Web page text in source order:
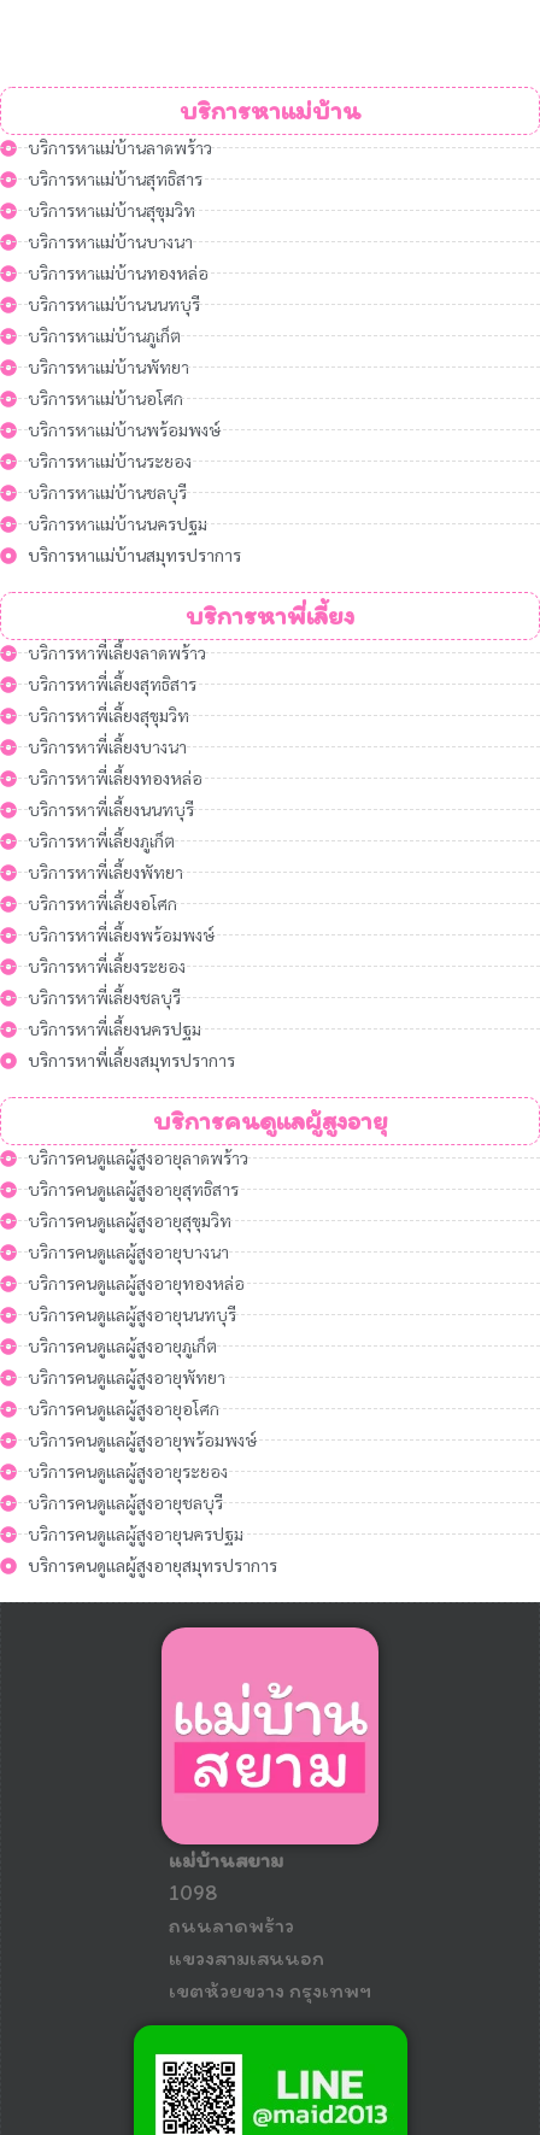
บริการหาแม่บ้าน
บริการหาแม่บ้านลาดพร้าว
บริการหาแม่บ้านสุทธิสาร
บริการหาแม่บ้านสุขุมวิท
บริการหาแม่บ้านบางนา
บริการหาแม่บ้านทองหล่อ
บริการหาแม่บ้านนนทบุรี
บริการหาแม่บ้านภูเก็ต
บริการหาแม่บ้านพัทยา
บริการหาแม่บ้านอโศก
บริการหาแม่บ้านพร้อมพงษ์
บริการหาแม่บ้านระยอง
บริการหาแม่บ้านชลบุรี
บริการหาแม่บ้านนครปฐม
บริการหาแม่บ้านสมุทรปราการ
บริการหาพี่เลี้ยง
บริการหาพี่เลี้ยงลาดพร้าว
บริการหาพี่เลี้ยงสุทธิสาร
บริการหาพี่เลี้ยงสุขุมวิท
บริการหาพี่เลี้ยงบางนา
บริการหาพี่เลี้ยงทองหล่อ
บริการหาพี่เลี้ยงนนทบุรี
บริการหาพี่เลี้ยงภูเก็ต
บริการหาพี่เลี้ยงพัทยา
บริการหาพี่เลี้ยงอโศก
บริการหาพี่เลี้ยงพร้อมพงษ์
บริการหาพี่เลี้ยงระยอง
บริการหาพี่เลี้ยงชลบุรี
บริการหาพี่เลี้ยงนครปฐม
บริการหาพี่เลี้ยงสมุทรปราการ
บริการคนดูแลผู้สูงอายุ
บริการคนดูแลผู้สูงอายุลาดพร้าว
บริการคนดูแลผู้สูงอายุสุทธิสาร
บริการคนดูแลผู้สูงอายุสุขุมวิท
บริการคนดูแลผู้สูงอายุบางนา
บริการคนดูแลผู้สูงอายุทองหล่อ
บริการคนดูแลผู้สูงอายุนนทบุรี
บริการคนดูแลผู้สูงอายุภูเก็ต
บริการคนดูแลผู้สูงอายุพัทยา
บริการคนดูแลผู้สูงอายุอโศก
บริการคนดูแลผู้สูงอายุพร้อมพงษ์
บริการคนดูแลผู้สูงอายุระยอง
บริการคนดูแลผู้สูงอายุชลบุรี
บริการคนดูแลผู้สูงอายุนครปฐม
บริการคนดูแลผู้สูงอายุสมุทรปราการ
แม่บ้านสยาม
1098
ถนนลาดพร้าว
แขวงสามเสนนอก
เขตห้วยขวาง กรุงเทพฯ